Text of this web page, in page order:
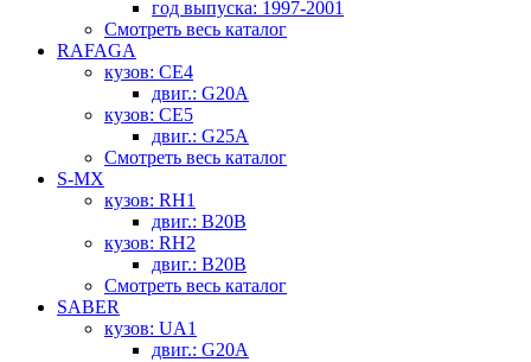
год выпуска: 1997-2001
Смотреть весь каталог
RAFAGA
кузов: CE4
двиг.: G20A
кузов: CE5
двиг.: G25A
Смотреть весь каталог
S-MX
кузов: RH1
двиг.: B20B
кузов: RH2
двиг.: B20B
Смотреть весь каталог
SABER
кузов: UA1
двиг.: G20A